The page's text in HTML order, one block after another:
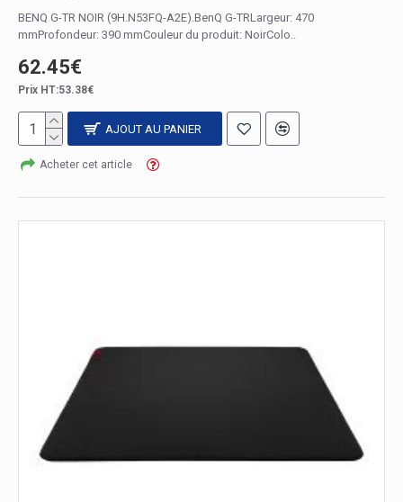
BENQ G-TR NOIR (9H.N53FQ-A2E).BenQ G-TRLargeur: 470
mmProfondeur: 390 mmCouleur du produit: NoirColo..
62.45€
Prix HT:53.38€
AJOUT AU PANIER
Acheter cet article